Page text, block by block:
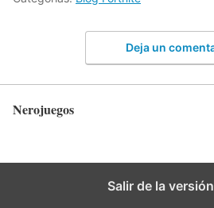
Deja un
Nerojuegos
Salir de la